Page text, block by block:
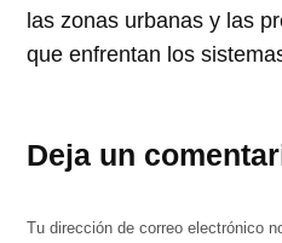
las zonas urbanas y las
que enfrentan los
Deja un
Tu dirección de correo electrónico